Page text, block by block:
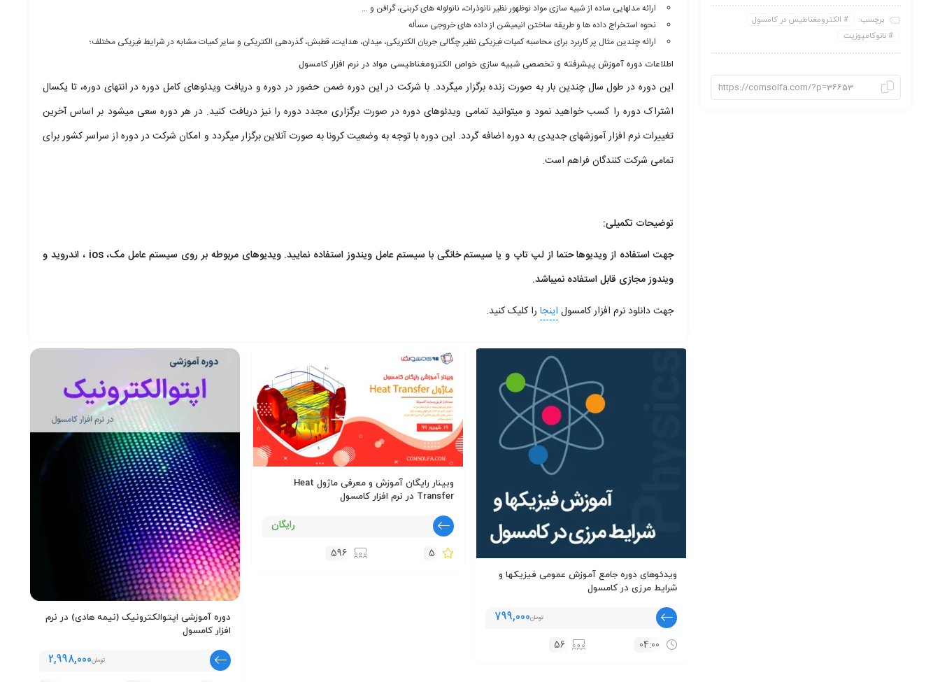
ارائه مدلهایی ساده از شبیه سازی مواد نوظهور نظیر نانوذرات، نانولوله های کربنی، گرافن و …
نحوه استخراج داده ها و طریقه ساختن انیمیشن از داده های خروجی مسأله
ارائه چندین مثال پر کاربرد برای محاسبه کمیات فیزیکی نظیر چگالی جریان الکتریکی، میدان، هدایت، قطبش، گذردهی الکتریکی و سایر کمیات مشابه در شرایط فیزیکی مختلف؛
اطلاعات دوره آموزش پیشرفته و تخصصی شبیه سازی خواص الکترومغناطیسی مواد در نرم افزار کامسول
این دوره در طول سال چندین بار به صورت زنده برگزار میگردد. با شرکت در این دوره ضمن حضور در دوره و دریافت ویدئوهای کامل دوره در انتهای دوره، تا یکسال
اشتراک دوره را کسب خواهید نمود و میتوانید تمامی ویدئوهای دوره در صورت برگزاری مجدد دوره را نیز دریافت کنید. در هر دوره سعی میشود بر اساس آخرین
تغییرات نرم افزار آموزشهای جدیدی به دوره اضافه گردد. این دوره با توجه به وضعیت کرونا به صورت آنلاین برگزار میگردد و امکان شرکت در دوره از سراسر کشور برای
تمامی شرکت کنندگان فراهم است.
توضیحات تکمیلی:
جهت استفاده از ویدیوها حتما از لپ تاپ و یا سیستم خانگی با سیستم عامل ویندوز استفاده نمایید. ویدیوهای مربوطه بر روی سیستم عامل مک، ios ، اندروید و
ویندوز مجازی قابل استفاده نمیباشد.
جهت دانلود نرم افزار کامسول اینجا را کلیک کنید.
ویدئوهای دوره جامع آموزش عمومی فیزیکها و
شرایط مرزی در کامسول
تومان799,000
04:00
56
وبینار رایگان آموزش و معرفی ماژول Heat
Transfer در نرم افزار کامسول
رایگان
5
596
دوره آموزشی اپتوالکترونیک (نیمه هادی) در نرم
افزار کامسول
تومان2,998,000
برچسب:
الکترومغناطیس در کامسول
نانوکامپوزیت